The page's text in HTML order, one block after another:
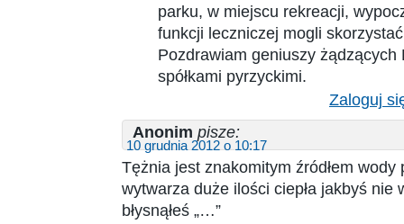
parku, w miejscu rekreacji,
funkcji leczniczej mogli
Pozdrawiam geniuszy żądzących
spółkami pyrzyckimi.
Zaloguj
Anonim pisze:
10 grudnia 2012 o 10:17
Tężnia jest znakomitym źródłem wody
wytwarza duże ilości ciepła jakbyś nie
błysnąłeś „…”